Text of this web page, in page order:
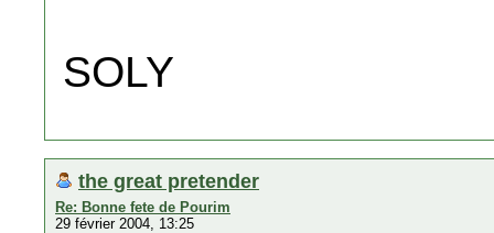
SOLY
the great pretender
Re: Bonne fete de Pourim
29 février 2004, 13:25